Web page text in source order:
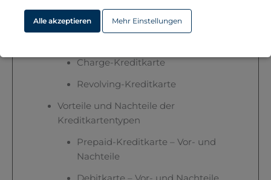
Prepaid-Kreditkarte
Charge-Kreditkarte
Revolving-Kreditkarte
Vorteile und Nachteile der
Kreditkartentypen
Prepaid-Kreditkarte – Vor- und
Nachteile
Alle akzeptieren Mehr Einstellungen